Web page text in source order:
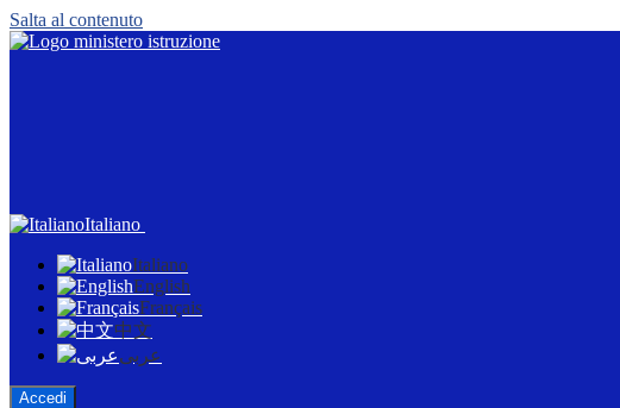
Salta al contenuto
Italiano
Italiano
English
Français
中文
عربى
Accedi